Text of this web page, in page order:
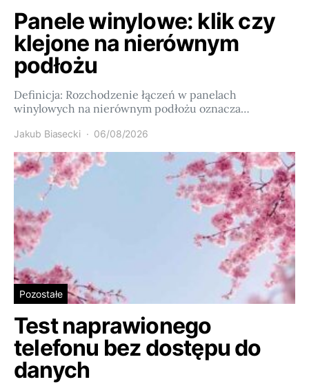
Panele winylowe: klik czy
klejone na nierównym
podłożu
Definicja: Rozchodzenie łączeń w panelach
winylowych na nierównym podłożu oznacza…
Jakub Biasecki 06/08/2026
Pozostałe
Test naprawionego
telefonu bez dostępu do
danych